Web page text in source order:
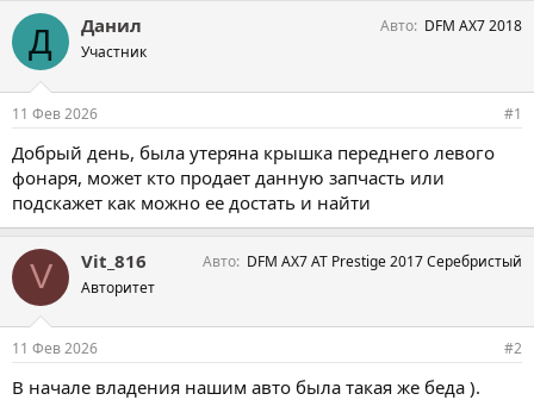
т
о
р
т
е
м
ы
т
н
а
л
Д Данил
Участник
Авто DFM AX7 2018
11 Фев 2026 #1
Добрый день, была утеряна крышка переднего левого
фонаря, может кто продает данную запчасть или
подскажет как можно ее достать и найти
V Vit_816
Авторитет
Авто DFM AX7 AT Prestige 2017 Серебристый
11 Фев 2026 #2
В начале владения нашим авто была такая же беда ).